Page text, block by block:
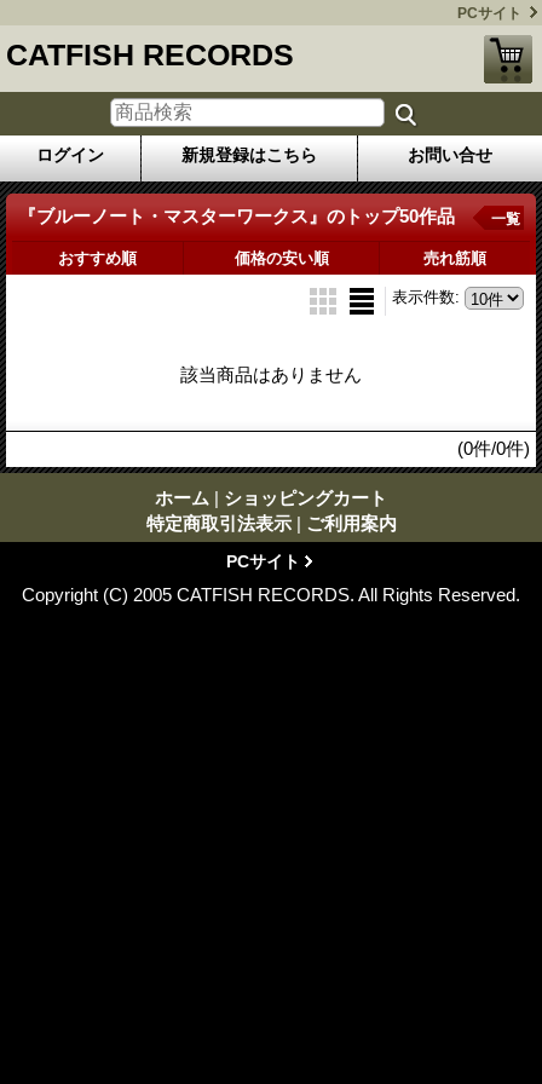
PCサイト
CATFISH RECORDS
ログイン 新規登録はこちら お問い合せ
『ブルーノート・マスターワークス』のトップ50作品 一覧
おすすめ順 価格の安い順 売れ筋順
表示件数:
該当商品はありません
(0件/0件)
ホーム | ショッピングカート
特定商取引法表示 | ご利用案内
PCサイト
Copyright (C) 2005 CATFISH RECORDS. All Rights Reserved.